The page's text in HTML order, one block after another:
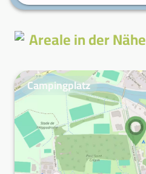
Areale in der Nähe
Campingplatz